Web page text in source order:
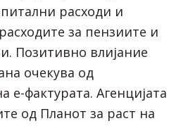
расходи и
за пензиите и
Позитивно влијание
очекува од
е-фактурата. Агенцијата
од Планот за раст на